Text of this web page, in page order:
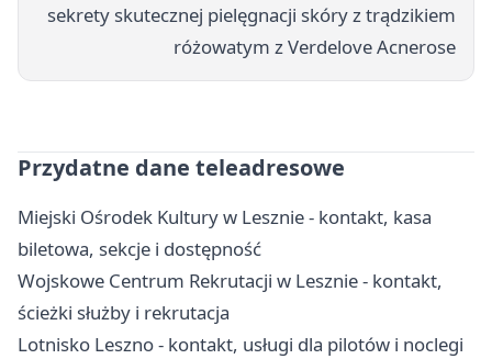
sekrety skutecznej pielęgnacji skóry z trądzikiem
różowatym z Verdelove Acnerose
Przydatne dane teleadresowe
Miejski Ośrodek Kultury w Lesznie - kontakt, kasa
biletowa, sekcje i dostępność
Wojskowe Centrum Rekrutacji w Lesznie - kontakt,
ścieżki służby i rekrutacja
Lotnisko Leszno - kontakt, usługi dla pilotów i noclegi